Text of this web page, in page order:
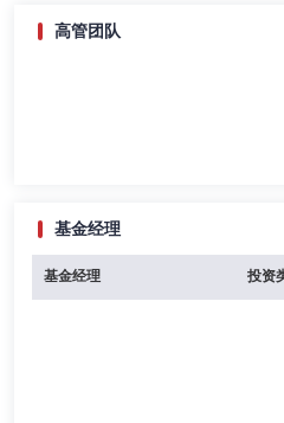
高管团队
基金经理
基金经理 投资